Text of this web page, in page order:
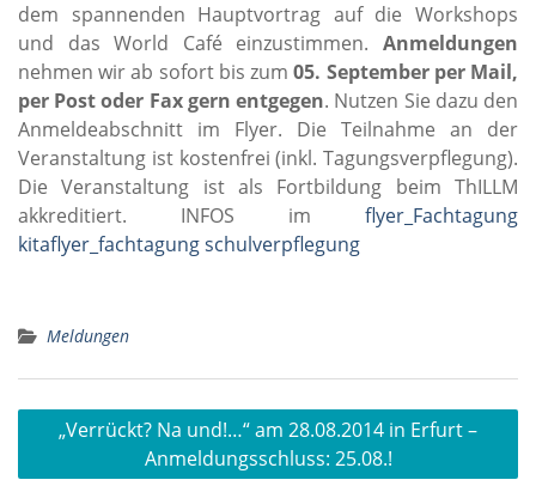
dem spannenden Hauptvortrag auf die Workshops
und das World Café einzustimmen. Anmeldungen
nehmen wir ab sofort bis zum05. September per Mail,
per Post oder Fax gern entgegen. Nutzen Sie dazu den
Anmeldeabschnitt im Flyer. Die Teilnahme an der
Veranstaltung ist kostenfrei (inkl. Tagungsverpflegung).
Die Veranstaltung ist als Fortbildung beim ThILLM
akkreditiert. INFOS im flyer_Fachtagung
kitaflyer_fachtagung schulverpflegung
Meldungen
Beitragsnavigation
„Verrückt? Na und!…“ am 28.08.2014 in Erfurt –
Anmeldungsschluss: 25.08.!